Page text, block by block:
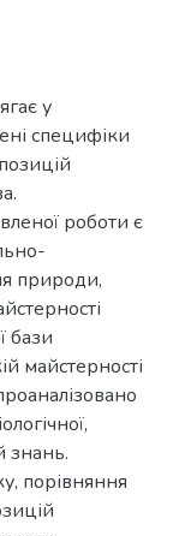
у
специфіки
роботи є
природи,
бази
майстерності
знань.
порівняння